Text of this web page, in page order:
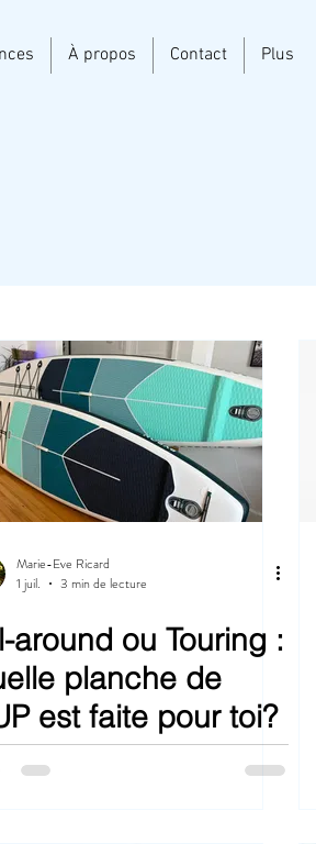
À propos Contact Plus
Marie-Eve Ricard
1 juil.
3 min de lecture
around ou Touring :
planche de
est faite pour toi?